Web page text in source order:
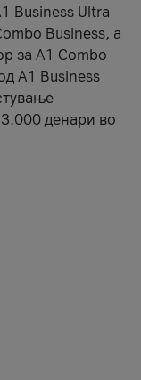
Business Ultra
Business, а
за A1 Combo
A1 Business
денари во